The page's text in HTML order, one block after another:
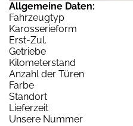
Allgemeine Daten:
Fahrzeugtyp
Karosserieform
Erst-Zul.
Getriebe
Kilometerstand
Anzahl der Türen
Farbe
Standort
Lieferzeit
Unsere Nummer